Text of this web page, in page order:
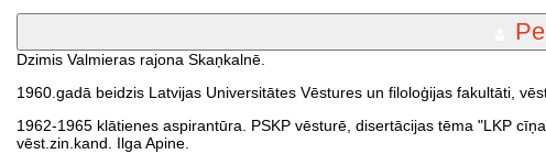
Dzimis Valmieras rajona Skaņkalnē.
1960.gadā beidzis Latvijas Universitātes Vēstures un filoloģijas fakultāti,
1962-1965 klātienes aspirantūra. PSKP vēsturē, disertācijas tēma "LKP
vēst.zin.kand. Ilga Apine.